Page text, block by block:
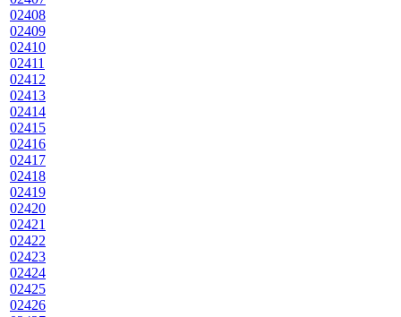
02408
02409
02410
02411
02412
02413
02414
02415
02416
02417
02418
02419
02420
02421
02422
02423
02424
02425
02426